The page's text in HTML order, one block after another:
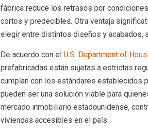
fábrica reduce los retrasos por
cortos y predecibles. Otra ventaja
elegir entre distintos diseños y acabados,
De acuerdo con el U.S. Department of
prefabricadas están sujetas a estrictas
cumplan con los estándares establecidos
pueden ser una solución viable para
mercado inmobiliario estadounidense,
viviendas accesibles en el país.